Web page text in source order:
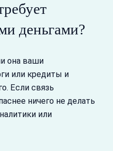
деньгами?
она ваши
или кредиты и
Если связь
ничего не делать
или